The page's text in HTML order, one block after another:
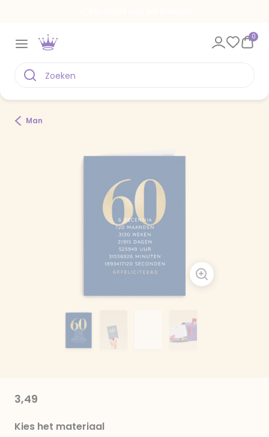
0
Man
3,49
Kies het materiaal